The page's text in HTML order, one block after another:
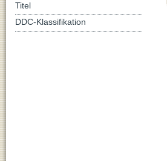
Titel
DDC-Klassifikation